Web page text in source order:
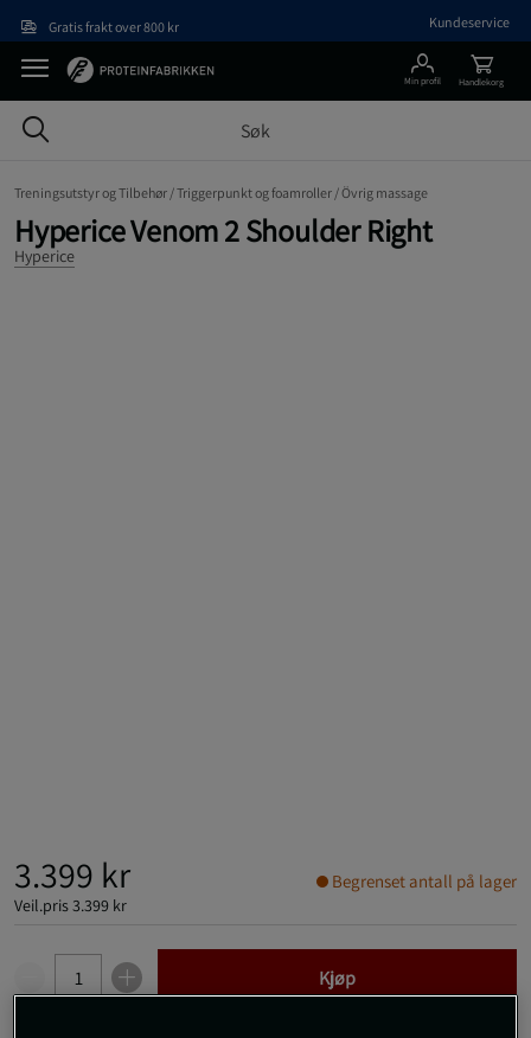
Gratis frakt over 800 kr Kundeservice
Min profil Handlekorg
Treningsutstyr og Tilbehør /Triggerpunkt og foamroller /Övrig massage
Hyperice Venom 2 Shoulder Right
Hyperice
3.399 kr
Veil.pris3.399 kr
Begrenset antall på lager
Kjøp